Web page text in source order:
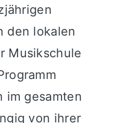
den lokalen
Musikschule
im gesamten
von ihrer